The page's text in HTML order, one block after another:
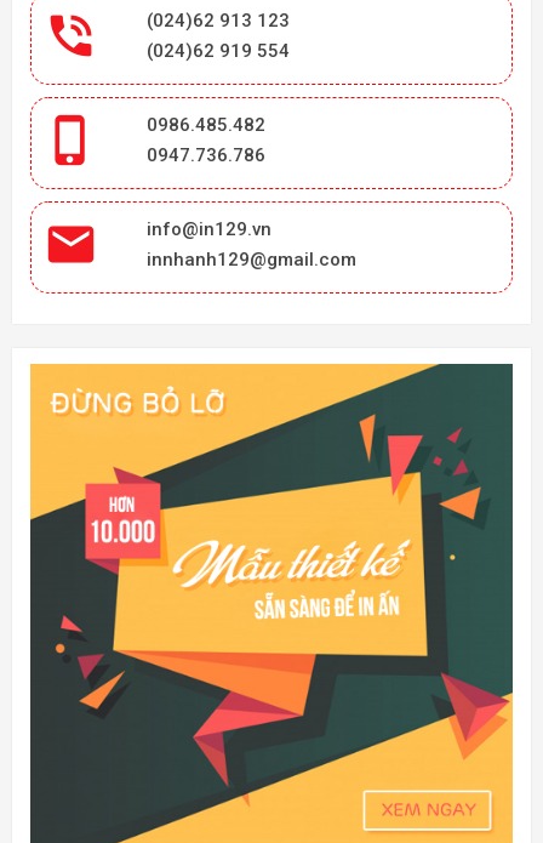

(024)62 913 123
(024)62 919 554

0986.485.482
0947.736.786

info@in129.vn
innhanh129@gmail.com